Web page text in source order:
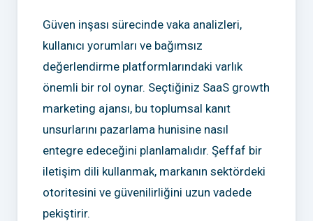
Güven inşası sürecinde vaka analizleri,
kullanıcı yorumları ve bağımsız
değerlendirme platformlarındaki varlık
önemli bir rol oynar. Seçtiğiniz SaaS growth
marketing ajansı, bu toplumsal kanıt
unsurlarını pazarlama hunisine nasıl
entegre edeceğini planlamalıdır. Şeffaf bir
iletişim dili kullanmak, markanın sektördeki
otoritesini ve güvenilirliğini uzun vadede
pekiştirir.